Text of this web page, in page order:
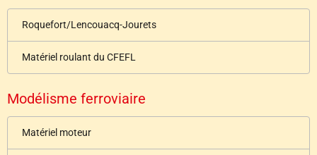
Roquefort/Lencouacq-Jourets
Matériel roulant du CFEFL
Modélisme ferroviaire
Matériel moteur